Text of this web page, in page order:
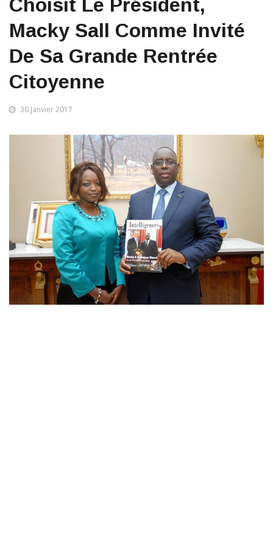
Choisit Le Président,
Macky Sall Comme Invité
De Sa Grande Rentrée
Citoyenne
30 Janvier 2017